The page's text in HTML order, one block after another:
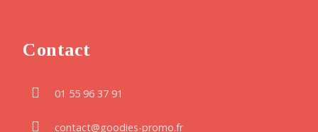
Contact
01 55 96 37 91
contact@goodies-promo.fr